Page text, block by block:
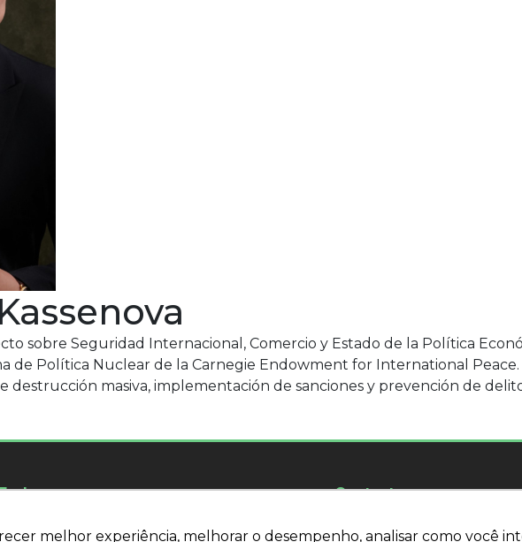
melhor experiência, melhorar o desempenho, analisar como você
melhor experiência, melhorar o desempenho, analisar como você
sobre Seguridad Internacional, Comercio y Estado de la Política
de Política Nuclear de la Carnegie Endowment for International
destrucción masiva, implementación de sanciones y prevención de
R. Carlos Villalva, 118 - 7º piso Pueblo Guarani
Contacto
WhatsApp:
(11) 94205-9699